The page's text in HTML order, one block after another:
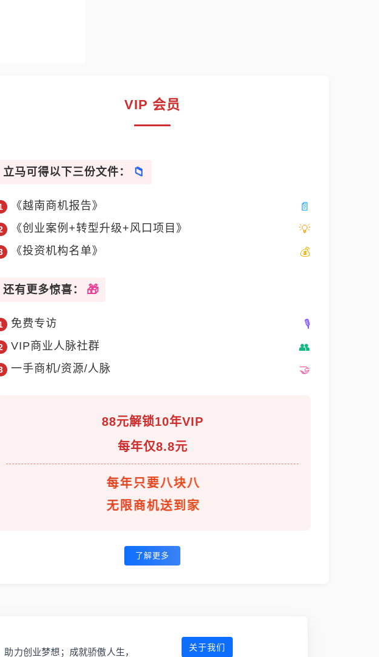
VIP 会员
立马可得以下三份文件：
《越南商机报告》
《创业案例+转型升级+风口项目》
《投资机构名单》
还有更多惊喜：
免费专访
VIP商业人脉社群
一手商机/资源/人脉
88元解锁10年VIP
每年仅8.8元
每年只要八块八
无限商机送到家
了解更多
力创业梦想；成就骄傲人生， 关于我们